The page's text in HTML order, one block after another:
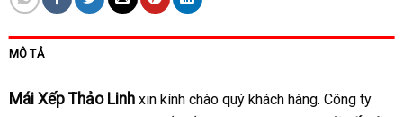
MÔ TẢ
Mái Xếp Thảo Linhxin kính chào quý khách hàng. Công ty